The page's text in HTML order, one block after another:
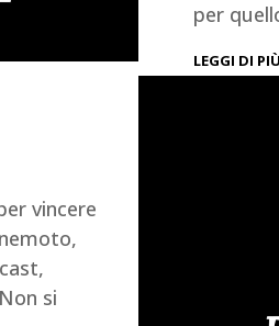
per
LEGGI DI
vincere
si